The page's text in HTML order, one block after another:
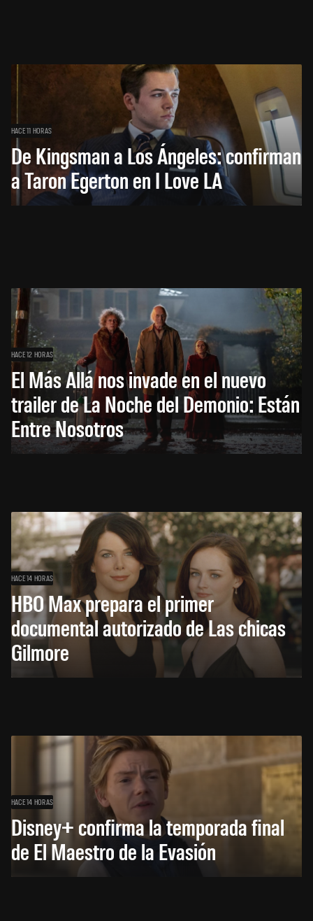
HACE 11 HORAS
De Kingsman a Los Ángeles: confirman
a Taron Egerton en I Love LA
HACE 12 HORAS
El Más Allá nos invade en el nuevo
trailer de La Noche del Demonio: Están
Entre Nosotros
HACE 14 HORAS
HBO Max prepara el primer
documental autorizado de Las chicas
Gilmore
HACE 14 HORAS
Disney+ confirma la temporada final
de El Maestro de la Evasión